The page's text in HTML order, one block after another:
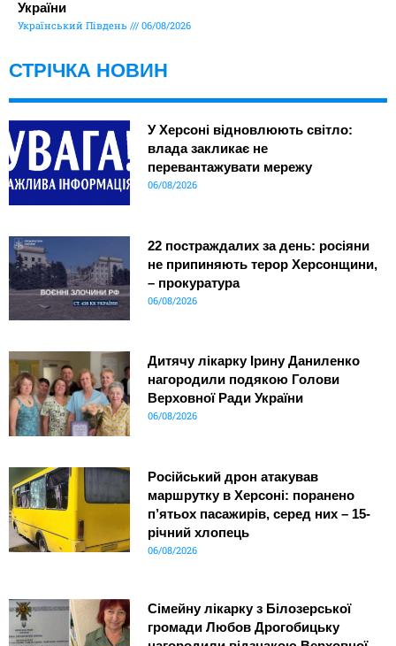
України
Український Південь 06/08/2026
СТРІЧКА НОВИН
У Херсоні відновлюють світло:
влада закликає не
перевантажувати мережу
06/08/2026
22 постраждалих за день: росіяни
не припиняють терор Херсонщини,
– прокуратура
06/08/2026
Дитячу лікарку Ірину Даниленко
нагородили подякою Голови
Верховної Ради України
06/08/2026
Російський дрон атакував
маршрутку в Херсоні: поранено
п’ятьох пасажирів, серед них – 15-
річний хлопець
06/08/2026
Сімейну лікарку з Білозерської
громади Любов Дрогобицьку